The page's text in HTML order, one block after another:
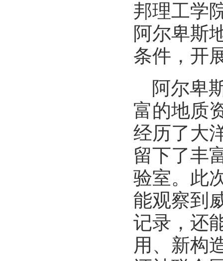
邦理工学
阿尔卑斯
条件，开
阿尔卑
富的地质
经历了大
留下了丰
验室。此
能观察到
记录，还
用、新构